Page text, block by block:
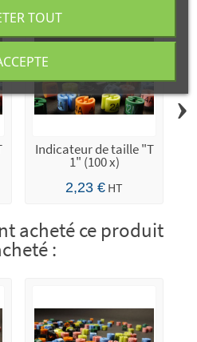
Indicateur de taille "T
1" (100 x)
2,23 € HT
›
acheté ce produit
:
TOUT